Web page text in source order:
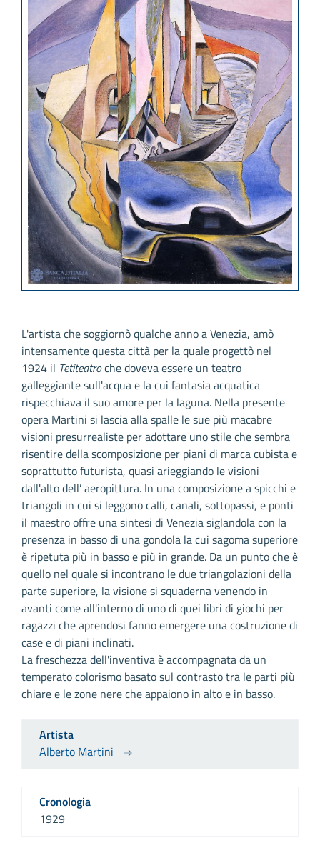
L'artista che soggiornò qualche anno a Venezia, amò
intensamente questa città per la quale progettò nel
1924 il Tetiteatroche doveva essere un teatro
galleggiante sull'acqua e la cui fantasia acquatica
rispecchiava il suo amore per la laguna. Nella presente
opera Martini si lascia alla spalle le sue più macabre
visioni presurrealiste per adottare uno stile che sembra
risentire della scomposizione per piani di marca cubista e
soprattutto futurista, quasi arieggiando le visioni
dall'alto dell’ aeropittura. In una composizione a spicchi e
triangoli in cui si leggono calli, canali, sottopassi, e ponti
il maestro offre una sintesi di Venezia siglandola con la
presenza in basso di una gondola la cui sagoma superiore
è ripetuta più in basso e più in grande. Da un punto che è
quello nel quale si incontrano le due triangolazioni della
parte superiore, la visione si squaderna venendo in
avanti come all'interno di uno di quei libri di giochi per
ragazzi che aprendosi fanno emergere una costruzione di
case e di piani inclinati.
La freschezza dell'inventiva è accompagnata da un
temperato colorismo basato sul contrasto tra le parti più
chiare e le zone nere che appaiono in alto e in basso.
Artista
Alberto Martini
Cronologia
1929